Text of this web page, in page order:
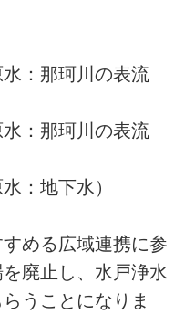
：那珂川の表流
：那珂川の表流
：地下水）
める広域連携に参
廃止し、水戸浄水
うことになりま